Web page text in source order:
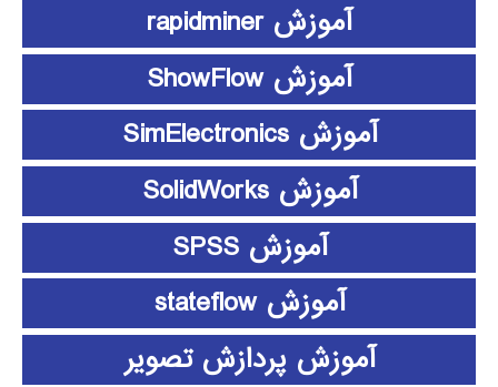
آموزش rapidminer
آموزش ShowFlow
آموزش SimElectronics
آموزش SolidWorks
آموزش SPSS
آموزش stateflow
آموزش پردازش تصویر